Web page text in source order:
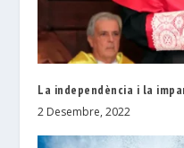
La independència i la
2 Desembre, 2022